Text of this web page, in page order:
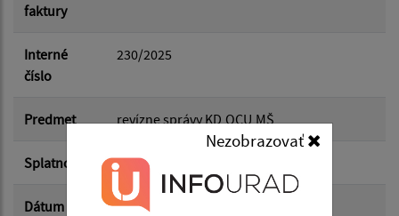
Nezobrazovať
Dátum do:
Suma od:
Suma do:
faktury
Interné
číslo
230/2025
Predmet revízne správy KD,OCU,MŠ
Splatnosť 31.12.2025
Dátum
05.03.2026